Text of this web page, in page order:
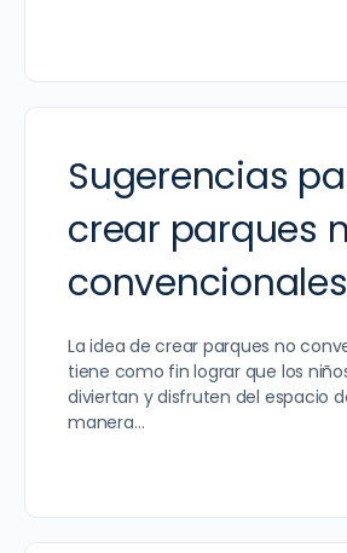
Sugerencias
crear parques
convencionales
La idea de crear parques no
tiene como fin lograr que los
diviertan y disfruten del espacio
manera…